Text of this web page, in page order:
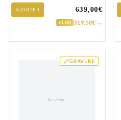
AJOUTER 639,00€
CLUB 319,50€ →
GRAVURE